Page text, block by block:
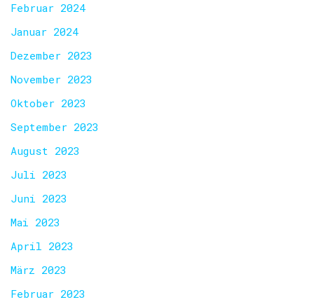
Februar 2024
Januar 2024
Dezember 2023
November 2023
Oktober 2023
September 2023
August 2023
Juli 2023
Juni 2023
Mai 2023
April 2023
März 2023
Februar 2023